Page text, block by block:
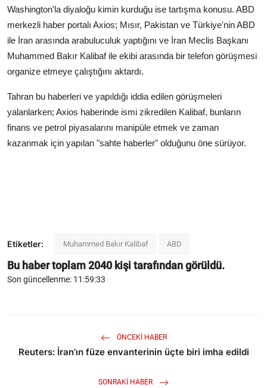
Washington'la diyaloğu kimin kurduğu ise tartışma konusu. ABD
merkezli haber portalı Axios; Mısır, Pakistan ve Türkiye'nin ABD
ile İran arasında arabuluculuk yaptığını ve İran Meclis Başkanı
Muhammed Bakır Kalibaf ile ekibi arasında bir telefon görüşmesi
organize etmeye çalıştığını aktardı.
Tahran bu haberleri ve yapıldığı iddia edilen görüşmeleri
yalanlarken; Axios haberinde ismi zikredilen Kalibaf, bunların
finans ve petrol piyasalarını manipüle etmek ve zaman
kazanmak için yapılan "sahte haberler" olduğunu öne sürüyor.
Etiketler: Muhammed Bakır Kalibaf ABD
Bu haber toplam2040 kişi tarafından görüldü.
Son güncellenme: 11:59:33
ÖNCEKI HABER
Reuters: İran’ın füze envanterinin üçte biri imha edildi
SONRAKI HABER